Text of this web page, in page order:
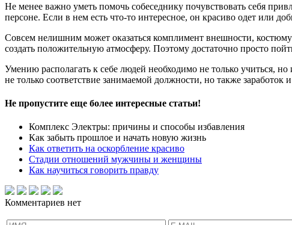
Не менее важно уметь помочь собеседнику почувствовать себя
персоне. Если в нем есть что-то интересное, он красиво одет или
Совсем нелишним может оказаться комплимент внешности,
создать положительную атмосферу. Поэтому достаточно просто
Умению располагать к себе людей необходимо не только учиться,
не только соответствие занимаемой должности, но также
Не пропустите еще более интересные статьи!
Комплекс Электры: причины и способы избавления
Как забыть прошлое и начать новую жизнь
Как ответить на оскорбление красиво
Стадии отношений мужчины и женщины
Как научиться говорить правду
Комментариев нет